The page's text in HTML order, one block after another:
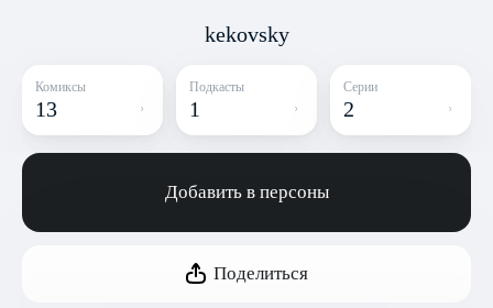
kekovsky
Комиксы
13
Подкасты
1
Серии
2
Добавить в персоны
Поделиться